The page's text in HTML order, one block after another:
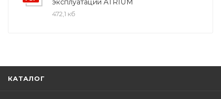
472,1 кб
КАТАЛОГ